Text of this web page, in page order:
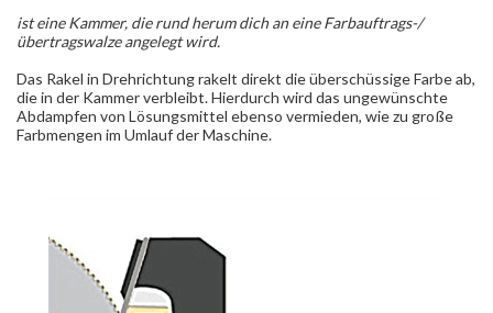
ist eine Kammer, die rund herum dich an eine Farbauftrags-/
übertragswalze angelegt wird.
Das Rakel in Drehrichtung rakelt direkt die überschüssige Farbe ab,
die in der Kammer verbleibt. Hierdurch wird das ungewünschte
Abdampfen von Lösungsmittel ebenso vermieden, wie zu große
Farbmengen im Umlauf der Maschine.